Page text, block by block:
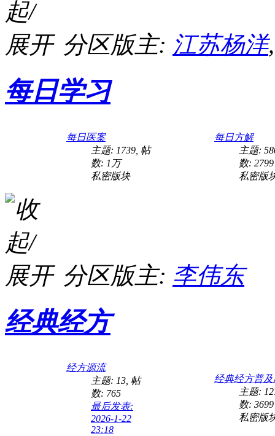
带状疱疹案（已指导）
分区版主: 江苏杨洋
每日学习
每日医案
主题: 1739 帖
数: 1万
私密版块
每日方解
主题:
数: 2799
私密版
分区版主: 李伟东
经典经方
经方源流
主题: 13, 帖
数: 765
最后发表:
2026-1-22
23:18
经典经方普及
主题:
数: 3699
私密版